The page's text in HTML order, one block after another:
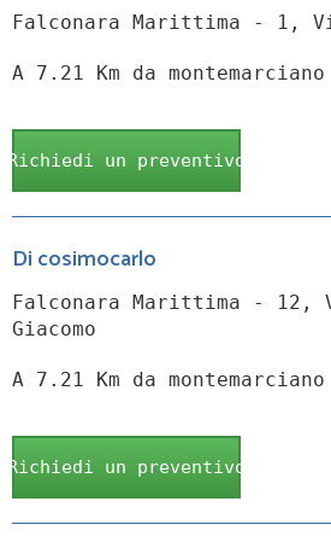
Falconara Marittima - 1,
A 7.21 Km da montemarciano
Richiedi un preventivo
Di cosimocarlo
Falconara Marittima - 12,
Giacomo
A 7.21 Km da montemarciano
Richiedi un preventivo